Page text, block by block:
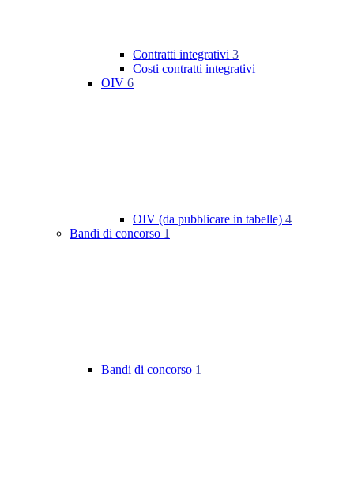
Contratti integrativi 3
Costi contratti integrativi
OIV 6
OIV (da pubblicare in tabelle) 4
Bandi di concorso 1
Bandi di concorso 1